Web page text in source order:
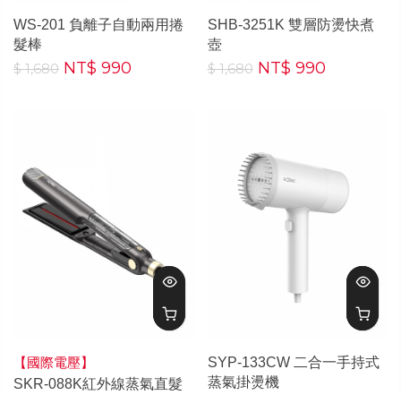
WS-201 負離子自動兩用捲
髮棒
$ 1,680 NT$ 990
SHB-3251K 雙層防燙快煮
壺
$ 1,680 NT$ 990
【國際電壓】
SKR-088K紅外線蒸氣直髮
SYP-133CW 二合一手持式
蒸氣掛燙機